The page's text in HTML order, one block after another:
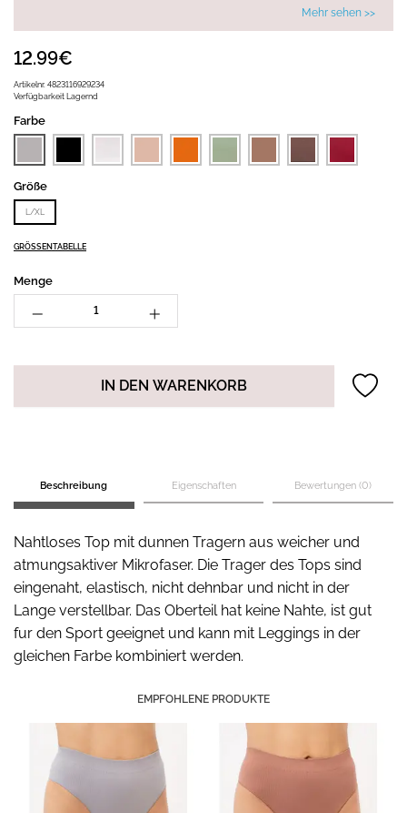
Mehr sehen >>
Artikelnr. 4823116929234
Verfügbarkeit Lagernd
12.99€
Farbe
Größe
L/XL
GRÖSSENTABELLE
Menge
IN DEN WARENKORB
Beschreibung Eigenschaften Bewertungen (0)
Nahtloses Top mit dunnen Tragern aus weicher und
atmungsaktiver Mikrofaser. Die Trager des Tops sind
eingenaht, elastisch, nicht dehnbar und nicht in der
Lange verstellbar. Das Oberteil hat keine Nahte, ist gut
fur den Sport geeignet und kann mit Leggings in der
gleichen Farbe kombiniert werden.
EMPFOHLENE PRODUKTE